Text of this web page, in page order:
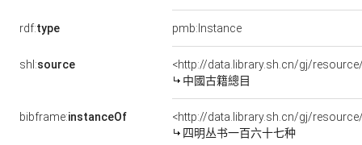
rdf:type pmb:Instance
shl:source
<http://data.library.sh.cn/gj/
中國古籍總目
bibframe:instanceOf
<http://data.library.sh.cn/gj/
四明丛书一百六十七种